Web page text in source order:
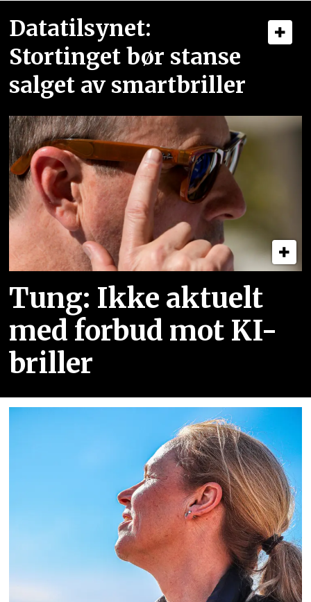
Datatilsynet:
Stortinget bør stanse
salget av smartbriller
Tung: Ikke aktuelt
med forbud mot KI-
briller